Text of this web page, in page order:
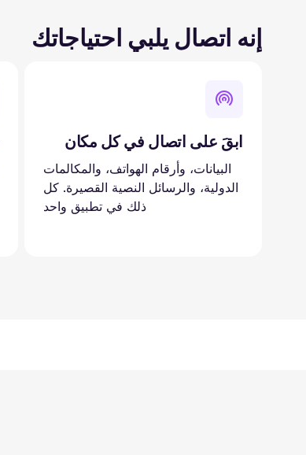
إنه اتصال يلبي احتياجاتك
ابقَ على اتصال في كل مكان
البيانات، وأرقام الهواتف، والمكالمات
الدولية، والرسائل النصية القصيرة. كل
ذلك في تطبيق واحد